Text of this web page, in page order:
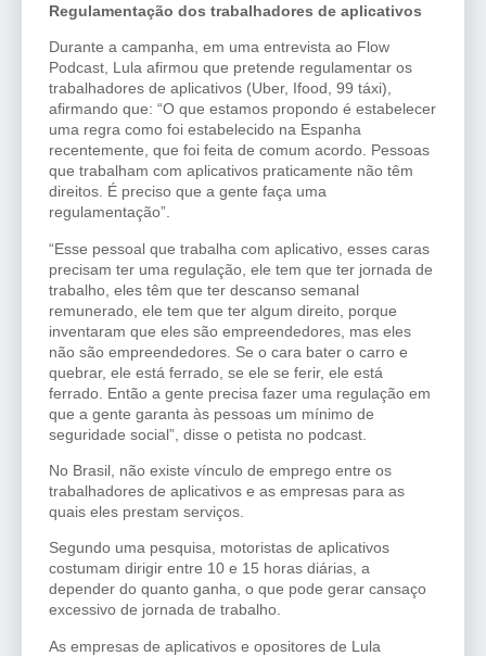
Regulamentação dos trabalhadores de aplicativos
Durante a campanha, em uma entrevista ao Flow
Podcast, Lula afirmou que pretende regulamentar os
trabalhadores de aplicativos (Uber, Ifood, 99 táxi),
afirmando que: “O que estamos propondo é estabelecer
uma regra como foi estabelecido na Espanha
recentemente, que foi feita de comum acordo. Pessoas
que trabalham com aplicativos praticamente não têm
direitos. É preciso que a gente faça uma
regulamentação”.
“Esse pessoal que trabalha com aplicativo, esses caras
precisam ter uma regulação, ele tem que ter jornada de
trabalho, eles têm que ter descanso semanal
remunerado, ele tem que ter algum direito, porque
inventaram que eles são empreendedores, mas eles
não são empreendedores. Se o cara bater o carro e
quebrar, ele está ferrado, se ele se ferir, ele está
ferrado. Então a gente precisa fazer uma regulação em
que a gente garanta às pessoas um mínimo de
seguridade social”, disse o petista no podcast.
No Brasil, não existe vínculo de emprego entre os
trabalhadores de aplicativos e as empresas para as
quais eles prestam serviços.
Segundo uma pesquisa, motoristas de aplicativos
costumam dirigir entre 10 e 15 horas diárias, a
depender do quanto ganha, o que pode gerar cansaço
excessivo de jornada de trabalho.
As empresas de aplicativos e opositores de Lula